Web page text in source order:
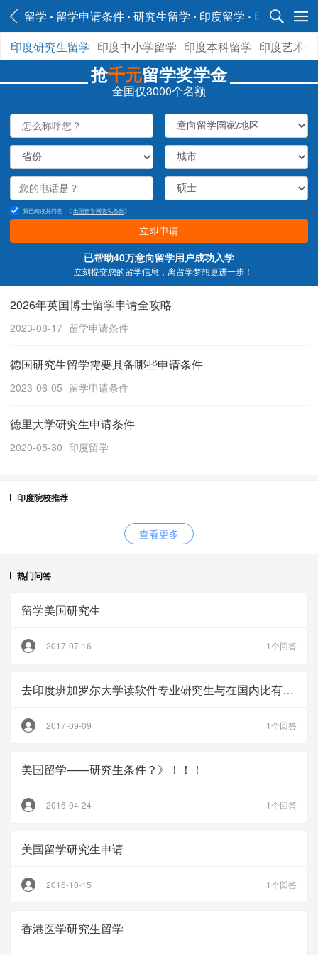
留学 留学申请条件 研究生留学 印度留学
印度留学申
印度研究生留学 印度中小学留学 印度本科留学 印度艺术
抢千元留学奖学金
全国仅3000个名额
我已阅读并同意 《出国留学网隐私条款》
立即申请
已帮助40万意向留学用户成功入学
立刻提交您的留学信息，离留学梦想更进一步！
2026年英国博士留学申请全攻略
2023-08-17 留学申请条件
德国研究生留学需要具备哪些申请条件
2023-06-05 留学申请条件
德里大学研究生申请条件
2020-05-30 印度留学
印度院校推荐
查看更多
热门问答
留学美国研究生
2017-07-16 1个回答
去印度班加罗尔大学读软件专业研究生与在国内比有优势吗
2017-09-09 1个回答
美国留学——研究生条件？》！！！
2016-04-24 1个回答
美国留学研究生申请
2016-10-15 1个回答
香港医学研究生留学